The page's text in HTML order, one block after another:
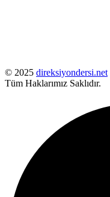
© 2025 direksiyondersi.net
Tüm Haklarımız Saklıdır.